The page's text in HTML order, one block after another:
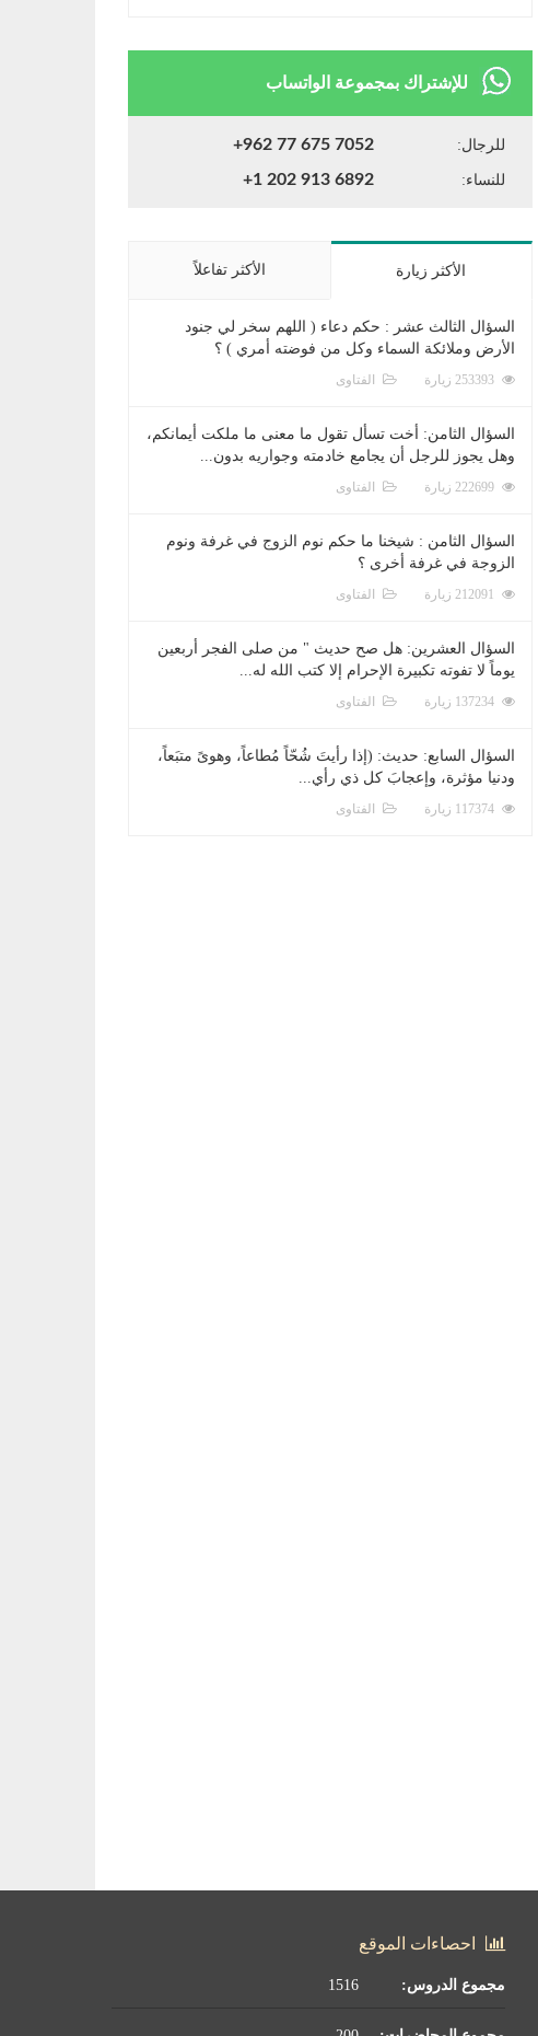
للإشتراك بمجموعة الواتساب
للرجال: +962 77 675 7052
للنساء: +1 202 913 6892
الأكثر زيارة الأكثر تفاعلاً
السؤال الثالث عشر : حكم دعاء ( اللهم سخر لي جنود
الأرض وملائكة السماء وكل من فوضته أمري ) ؟
الفتاوى
السؤال الثامن: أخت تسأل تقول ما معنى ما ملكت أيمانكم،
وهل يجوز للرجل أن يجامع خادمته وجواريه بدون...
الفتاوى
السؤال الثامن : شيخنا ما حكم نوم الزوج في غرفة ونوم
الزوجة في غرفة أخرى ؟
الفتاوى
السؤال العشرين: هل صح حديث " من صلى الفجر أربعين
يوماً لا تفوته تكبيرة الإحرام إلا كتب الله له...
الفتاوى
السؤال السابع: حديث: (إذا رأيتَ شُحّاً مُطاعاً، وهوىً متبَعاً،
ودنيا مؤثرة، وإعجابَ كل ذي رأي...
الفتاوى
احصاءات الموقع
مجموع الدروس: